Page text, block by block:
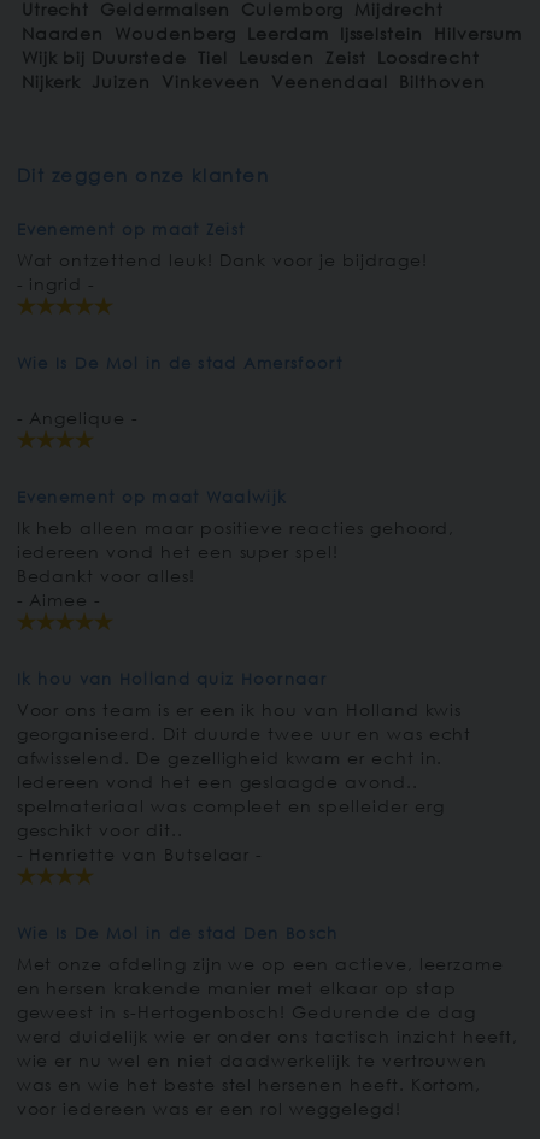
Utrecht Geldermalsen Culemborg Mijdrecht
Naarden
Woudenberg Leerdam Ijsselstein
Hilversum
Wijk bij Duurstede
Tiel Leusden Zeist
Loosdrecht
Nijkerk Juizen Vinkeveen Veenendaal Bilthoven
Dit zeggen onze klanten
Evenement op maat Zeist
Wat ontzettend leuk! Dank voor je bijdrage!
- ingrid -
Wie Is De Mol in de stad Amersfoort
- Angelique -
Evenement op maat Waalwijk
Ik heb alleen maar positieve reacties gehoord,
iedereen vond het een super spel!
Bedankt voor alles!
- Aimee -
Ik hou van Holland quiz Hoornaar
Voor ons team is er een ik hou van Holland kwis
georganiseerd. Dit duurde twee uur en was echt
afwisselend. De gezelligheid kwam er echt in.
Iedereen vond het een geslaagde avond..
spelmateriaal was compleet en spelleider erg
geschikt voor dit..
- Henriette van Butselaar -
Wie Is De Mol in de stad Den Bosch
Met onze afdeling zijn we op een actieve, leerzame
en hersen krakende manier met elkaar op stap
geweest in s-Hertogenbosch! Gedurende de dag
werd duidelijk wie er onder ons tactisch inzicht heeft,
wie er nu wel en niet daadwerkelijk te vertrouwen
was en wie het beste stel hersenen heeft. Kortom,
voor iedereen was er een rol weggelegd!